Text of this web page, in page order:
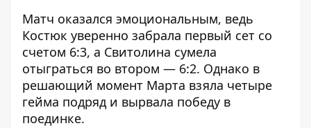
Матч оказался эмоциональным, ведь
Костюк уверенно забрала первый сет со
счетом 6:3, а Свитолина сумела
отыграться во втором — 6:2. Однако в
решающий момент Марта взяла четыре
гейма подряд и вырвала победу в
поединке.